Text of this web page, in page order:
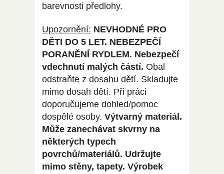
barevnosti předlohy.
Upozornění: NEVHODNÉ PRO
DĚTI DO 5 LET. NEBEZPEČÍ
PORANĚNÍ RYDLEM. Nebezpečí
vdechnutí malých částí. Obal
odstraňte z dosahu dětí. Skladujte
mimo dosah dětí. Při práci
doporučujeme dohled/pomoc
dospělé osoby. Výtvarný materiál.
Může zanechávat skvrny na
některých typech
povrchů/materiálů. Udržujte
mimo stěny, tapety. Výrobek